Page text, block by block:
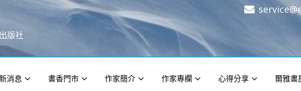
版社
消息 書香門市 作家簡介 作家專欄 心得分享 爾雅書